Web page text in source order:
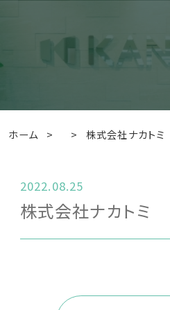
ホーム > > 株式会社ナカトミ
2022.08.25
株式会社ナカトミ